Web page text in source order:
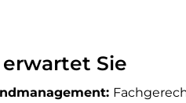
erwartet Sie